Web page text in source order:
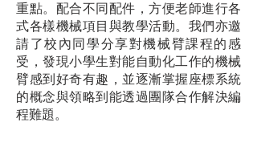
重點。配合不同配件，方便老師進行各
式各樣機械項目與教學活動。我們亦邀
請了校內同學分享對機械臂課程的感
受，發現小學生對能自動化工作的機械
臂感到好奇有趣，並逐漸掌握座標系統
的概念與領略到能透過團隊合作解決編
程難題。